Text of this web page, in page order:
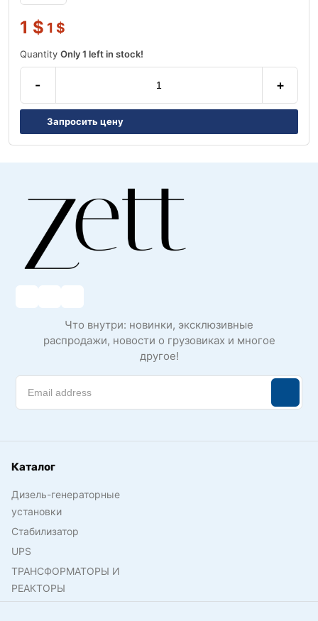
1 $ 1 $
Quantity Only 1 left in stock!
- +
Запросить цену
Что внутри: новинки, эксклюзивные
распродажи, новости о грузовиках и многое
другое!
Каталог
Дизель-генераторные
установки
Стабилизатор
UPS
ТРАНСФОРМАТОРЫ И
РЕАКТОРЫ